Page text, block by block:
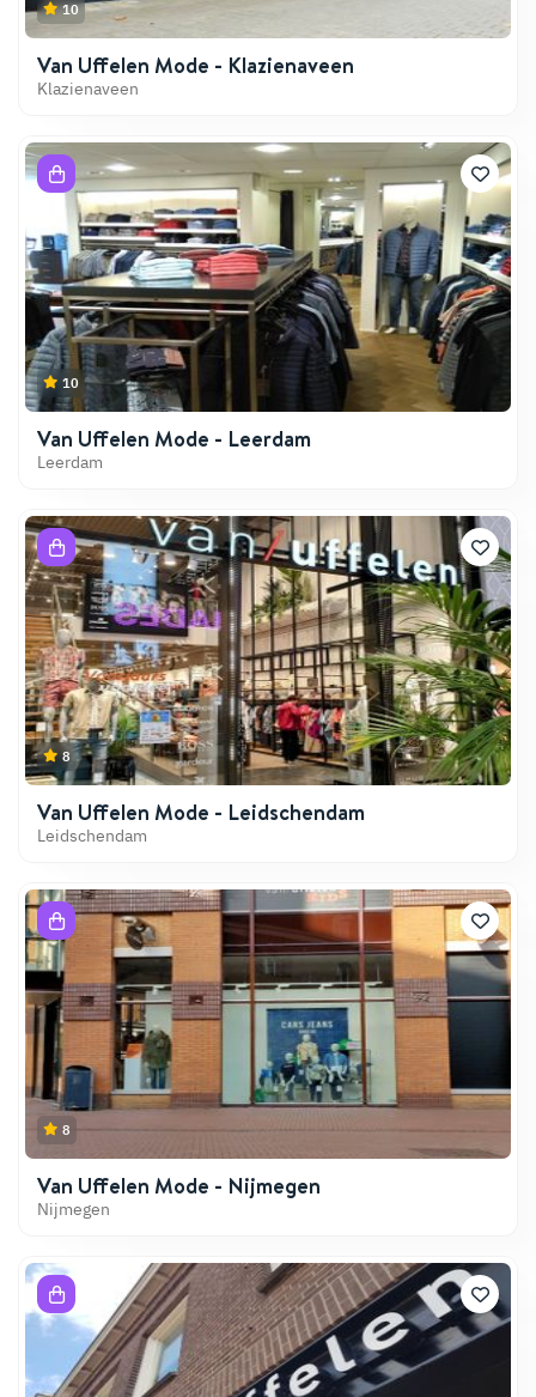
10
Van Uffelen Mode - Klazienaveen
Klazienaveen
10
Van Uffelen Mode - Leerdam
Leerdam
8
Van Uffelen Mode - Leidschendam
Leidschendam
8
Van Uffelen Mode - Nijmegen
Nijmegen